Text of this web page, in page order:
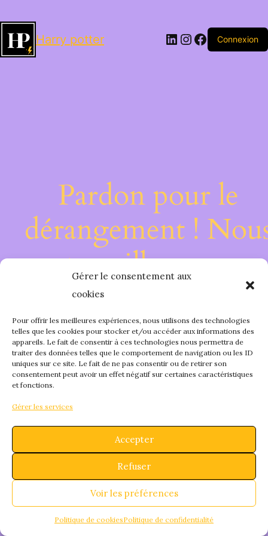
Gérer le consentement aux
cookies
Pour offrir les meilleures expériences, nous utilisons des technologies
telles que les cookies pour stocker et/ou accéder aux informations des
appareils. Le fait de consentir à ces technologies nous permettra de
traiter des données telles que le comportement de navigation ou les ID
uniques sur ce site. Le fait de ne pas consentir ou de retirer son
consentement peut avoir un effet négatif sur certaines caractéristiques
et fonctions.
Gérer les services
Accepter
Refuser
Voir les préférences
Politique de cookiesPolitique de confidentialité
Harry potter LinkedIn
Instagram
Facebook
Connexion
Pardon pour le
dérangement !
travaillons sur
quelque chose de
fantastique –
bientôt !